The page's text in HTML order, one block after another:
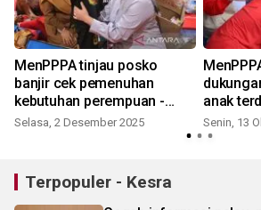
MenPPPA tinjau posko
banjir cek pemenuhan
kebutuhan perempuan -
anak
Selasa, 2 Desember 2025
anak
Senin, 13
Terpopuler - Kesra